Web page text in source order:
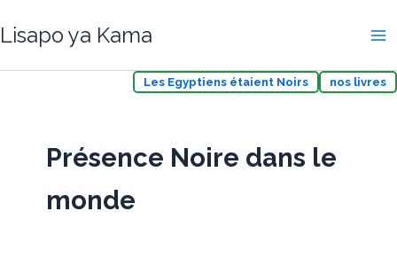
au
contenu
Lisapo ya Kama
nos livres
Les Egyptiens étaient Noirs
Présence Noire dans le
monde